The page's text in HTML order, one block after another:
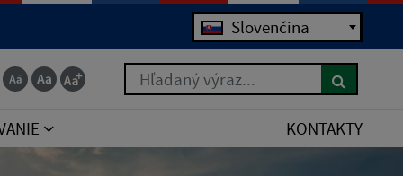
Jazyk Slovenčina
Hľadaný výraz...
KONTAKTY